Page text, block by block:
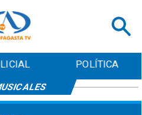
POLÍTICA